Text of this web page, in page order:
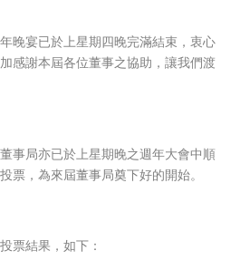
晚宴已於上星期四晚完滿結束，衷心
感謝本屆各位董事之協助，讓我們渡
事局亦已於上星期晚之週年大會中順
票，為來屆董事局奠下好的開始。
票結果，如下：